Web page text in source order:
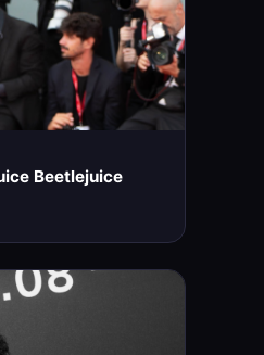
Beetlejuice